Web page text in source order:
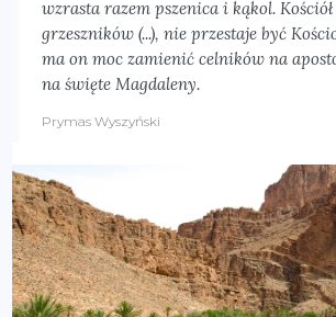
wzrasta razem pszenica i kąkol. Kościół
grzeszników (...), nie przestaje być
ma on moc zamienić celników na
na święte Magdaleny.
Prymas Wyszyński